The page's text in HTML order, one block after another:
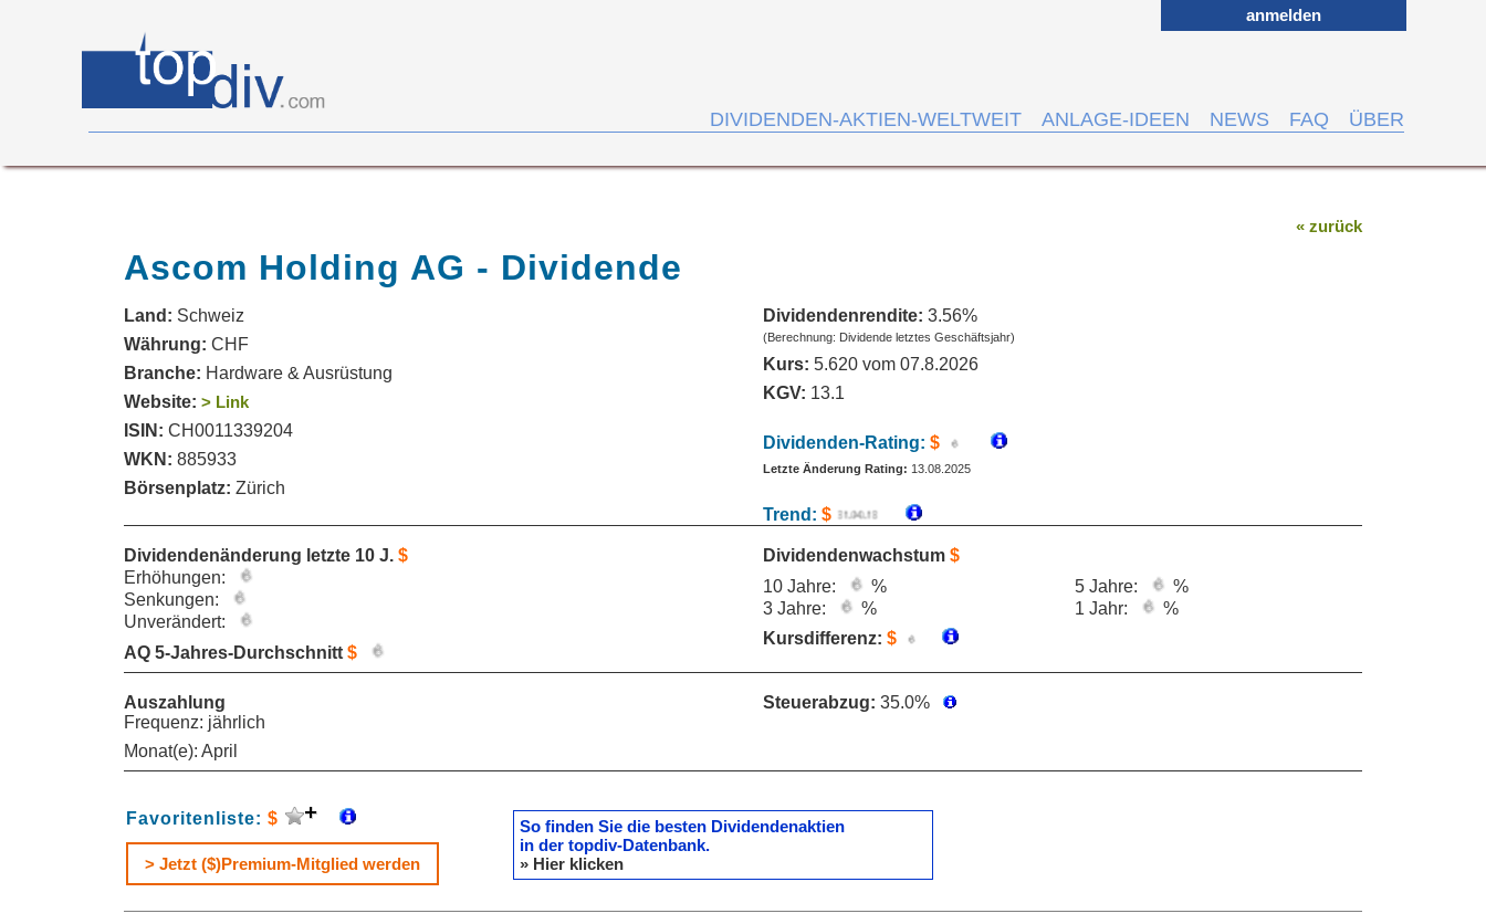
anmelden
ÜBER
FAQ
NEWS
ANLAGE-IDEEN
DIVIDENDEN-AKTIEN-WELTWEIT
« zurück
Ascom Holding AG - Dividende
Land: Schweiz
Währung: CHF
Branche: Hardware & Ausrüstung
Website: > Link
ISIN: CH0011339204
WKN: 885933
Börsenplatz: Zürich
Dividendenrendite: 3.56%
(Berechnung: Dividende letztes Geschäftsjahr)
Kurs: 5.620 vom 07.8.2026
KGV: 13.1
Dividenden-Rating: $
Letzte Änderung Rating: 13.08.2025
Trend: $
Dividendenänderung letzte 10 J. $
Erhöhungen:
Senkungen:
Unverändert:
AQ 5-Jahres-Durchschnitt $
Dividendenwachstum $
10 Jahre:
% 5 Jahre:
%
3 Jahre:
% 1 Jahr:
%
Kursdifferenz: $
Auszahlung
Frequenz: jährlich
Monat(e): April
Steuerabzug: 35.0%
Favoritenliste: $
> Jetzt ($)Premium-Mitglied werden
So finden Sie die besten Dividendenaktien
in der topdiv-Datenbank.
» Hier klicken